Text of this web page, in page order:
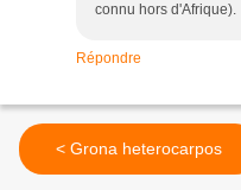
connu hors d'Afrique).
Répondre
< Grona heterocarpos